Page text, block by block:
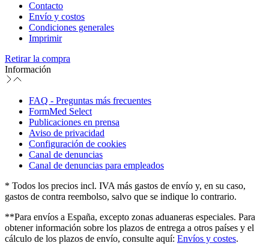
Contacto
Envío y costos
Condiciones generales
Imprimir
Retirar la compra
Información
FAQ - Preguntas más frecuentes
FormMed Select
Publicaciones en prensa
Aviso de privacidad
Configuración de cookies
Canal de denuncias
Canal de denuncias para empleados
* Todos los precios incl. IVA más gastos de envío y, en su caso,
gastos de contra reembolso, salvo que se indique lo contrario.
**Para envíos a España, excepto zonas aduaneras especiales. Para
obtener información sobre los plazos de entrega a otros países y el
cálculo de los plazos de envío, consulte aquí: Envíos y costes.